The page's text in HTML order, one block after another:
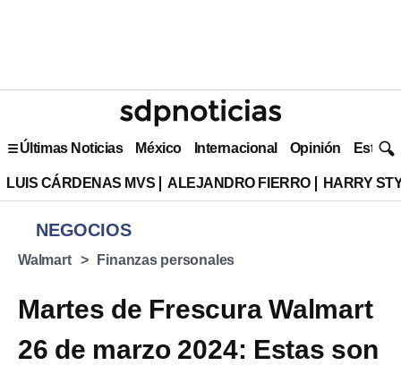
Últimas Noticias México Internacional Opinión Estilo
LUIS CÁRDENAS MVS ALEJANDRO FIERRO HARRY
NEGOCIOS
Walmart Finanzas personales
Martes de Frescura Walmart
26 de marzo 2024: Estas son